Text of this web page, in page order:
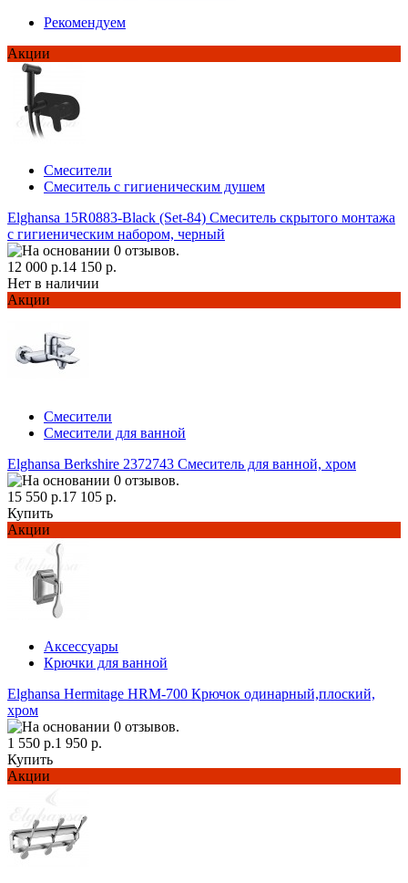
Рекомендуем
Акции
Смесители
Смеситель с гигиеническим душем
Elghansa 15R0883-Black (Set-84) Смеситель скрытого монтажа
с гигиеническим набором, черный
12 000 р.14 150 р.
Нет в наличии
Акции
Смесители
Смесители для ванной
Elghansa Berkshire 2372743 Смеситель для ванной, хром
15 550 р.17 105 р.
Купить
Акции
Аксессуары
Крючки для ванной
Elghansa Hermitage HRM-700 Крючок одинарный,плоский,
хром
1 550 р.1 950 р.
Купить
Акции